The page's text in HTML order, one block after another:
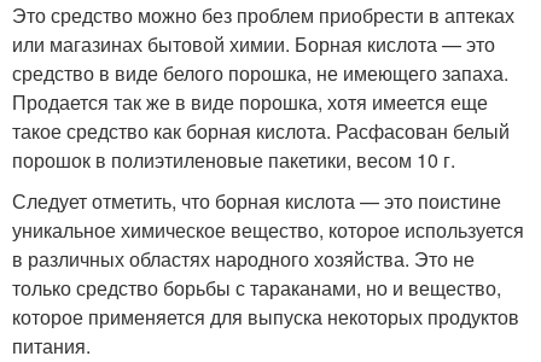
Это средство можно без проблем приобрести в аптеках
или магазинах бытовой химии. Борная кислота — это
средство в виде белого порошка, не имеющего запаха.
Продается так же в виде порошка, хотя имеется еще
такое средство как борная кислота. Расфасован белый
порошок в полиэтиленовые пакетики, весом 10 г.
Следует отметить, что борная кислота — это поистине
уникальное химическое вещество, которое используется
в различных областях народного хозяйства. Это не
только средство борьбы с тараканами, но и вещество,
которое применяется для выпуска некоторых продуктов
питания.